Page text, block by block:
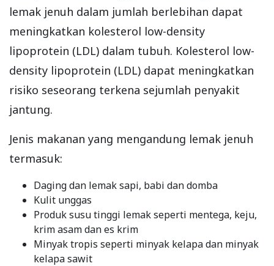
lemak jenuh dalam jumlah berlebihan dapat
meningkatkan kolesterol low-density
lipoprotein (LDL) dalam tubuh. Kolesterol low-
density lipoprotein (LDL) dapat meningkatkan
risiko seseorang terkena sejumlah penyakit
jantung.
Jenis makanan yang mengandung lemak jenuh
termasuk:
Daging dan lemak sapi, babi dan domba
Kulit unggas
Produk susu tinggi lemak seperti mentega, keju,
krim asam dan es krim
Minyak tropis seperti minyak kelapa dan minyak
kelapa sawit